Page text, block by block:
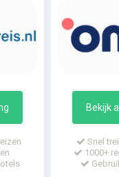
Bekijk
Snel
1000+